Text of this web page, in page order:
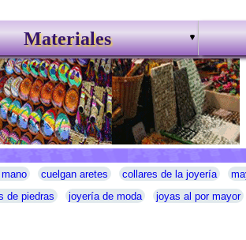
Materiales
cuelgan aretes collares de la joyería
de piedras joyería de moda
joyas al por mayor